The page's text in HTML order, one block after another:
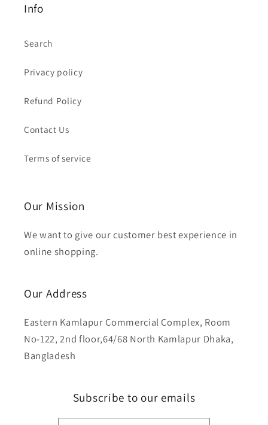
Info
Search
Privacy policy
Refund Policy
Contact Us
Terms of service
Our Mission
We want to give our customer best experience in
online shopping.
Our Address
Eastern Kamlapur Commercial Complex, Room
No-122, 2nd floor,64/68 North Kamlapur Dhaka,
Bangladesh
Subscribe to our emails